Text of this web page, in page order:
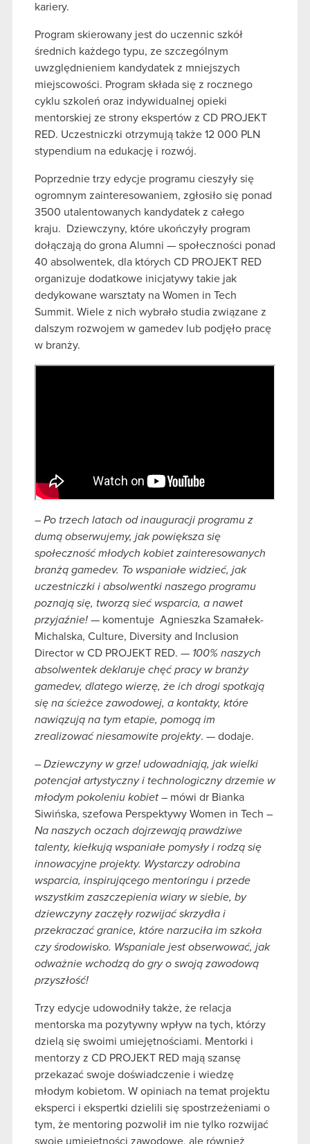
kariery.
Program skierowany jest do uczennic szkół
średnich każdego typu, ze szczególnym
uwzględnieniem kandydatek z mniejszych
miejscowości. Program składa się z rocznego
cyklu szkoleń oraz indywidualnej opieki
mentorskiej ze strony ekspertów z CD PROJEKT
RED. Uczestniczki otrzymują także 12 000 PLN
stypendium na edukację i rozwój.
Poprzednie trzy edycje programu cieszyły się
ogromnym zainteresowaniem, zgłosiło się ponad
3500 utalentowanych kandydatek z całego
kraju. Dziewczyny, które ukończyły program
dołączają do grona Alumni — społeczności ponad
40 absolwentek, dla których CD PROJEKT RED
organizuje dodatkowe inicjatywy takie jak
dedykowane warsztaty na Women in Tech
Summit. Wiele z nich wybrało studia związane z
dalszym rozwojem w gamedev lub podjęło pracę
w branży.
– Po trzech latach od inauguracji programu z
dumą obserwujemy, jak powiększa się
społeczność młodych kobiet zainteresowanych
branżą gamedev. To wspaniałe widzieć, jak
uczestniczki i absolwentki naszego programu
poznają się, tworzą sieć wsparcia, a nawet
przyjaźnie! — komentuje Agnieszka Szamałek-
Michalska, Culture, Diversity and Inclusion
Director w CD PROJEKT RED. — 100% naszych
absolwentek deklaruje chęć pracy w branży
gamedev, dlatego wierzę, że ich drogi spotkają
się na ścieżce zawodowej, a kontakty, które
nawiązują na tym etapie, pomogą im
zrealizować niesamowite projekty. — dodaje.
– Dziewczyny w grze! udowadniają, jak wielki
potencjał artystyczny i technologiczny drzemie w
młodym pokoleniu kobiet – mówi dr Bianka
Siwińska, szefowa Perspektywy Women in Tech –
Na naszych oczach dojrzewają prawdziwe
talenty, kiełkują wspaniałe pomysły i rodzą się
innowacyjne projekty. Wystarczy odrobina
wsparcia, inspirującego mentoringu i przede
wszystkim zaszczepienia wiary w siebie, by
dziewczyny zaczęły rozwijać skrzydła i
przekraczać granice, które narzuciła im szkoła
czy środowisko. Wspaniale jest obserwować, jak
odważnie wchodzą do gry o swoją zawodową
przyszłość!
Trzy edycje udowodniły także, że relacja
mentorska ma pozytywny wpływ na tych, którzy
dzielą się swoimi umiejętnościami. Mentorki i
mentorzy z CD PROJEKT RED mają szansę
przekazać swoje doświadczenie i wiedzę
młodym kobietom. W opiniach na temat projektu
eksperci i ekspertki dzielili się spostrzeżeniami o
tym, że mentoring pozwolił im nie tylko rozwijać
swoje umiejętności zawodowe, ale również